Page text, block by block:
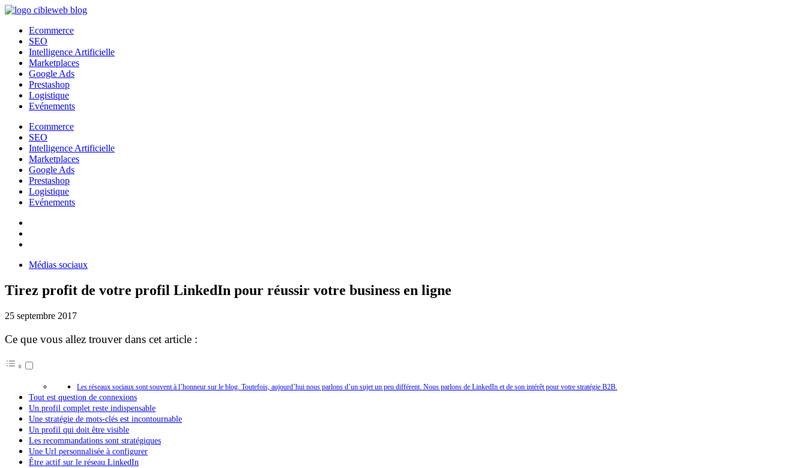
Aller
contenuEcommerce
SEO
Intelligence Artificielle
Marketplaces
Google Ads
Prestashop
Logistique
Evénements
Ecommerce
SEO
Intelligence Artificielle
Marketplaces
Google Ads
Prestashop
Logistique
Evénements
Médias sociaux
Tirez profit de votre profil LinkedIn pour réussir votre business en ligne
25 septembre 2017
Ce que vous allez trouver dans cet article :
Les réseaux sociaux sont souvent à l’honneur sur le blog. Toutefois, aujourd’hui nous parlons d’un sujet un peu différent. Nous parlons de LinkedIn et de son intérêt pour votre stratégie B2B.
Tout est question de connexions
Un profil complet reste indispensable
Une stratégie de mots-clés est incontournable
Un profil qui doit être visible
Les recommandations sont stratégiques
Une Url personnalisée à configurer
Être actif sur le réseau LinkedIn